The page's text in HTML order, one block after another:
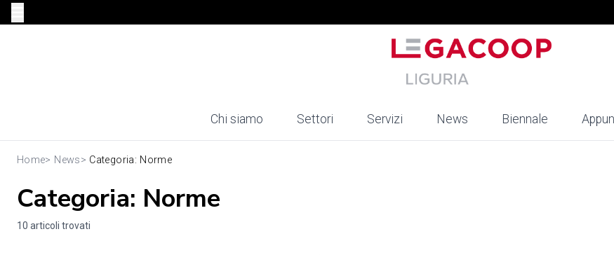
Chi siamo Settori Servizi News Biennale
Home> News> Categoria: Norme
Categoria: Norme
10 articoli trovati